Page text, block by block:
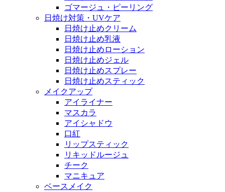
ゴマージュ・ピーリング
日焼け対策・UVケア
日焼け止めクリーム
日焼け止め乳液
日焼け止めローション
日焼け止めジェル
日焼け止めスプレー
日焼け止めスティック
メイクアップ
アイライナー
マスカラ
アイシャドウ
口紅
リップスティック
リキッドルージュ
チーク
マニキュア
ベースメイク